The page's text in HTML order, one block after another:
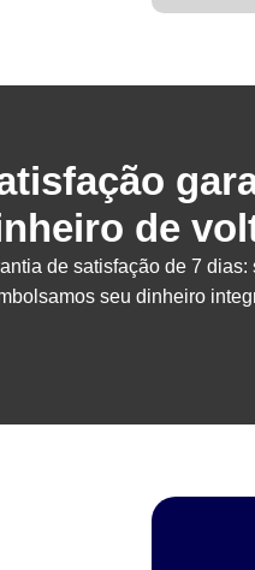
de
de satisfação de 7
seu dinheiro